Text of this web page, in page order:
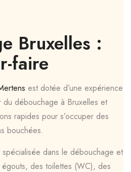
Bruxelles :
faire
est dotée d’une expérience
débouchage à Bruxelles et
rapides pour s’occuper des
bouchées.
spécialisée dans le débouchage et
des toilettes (WC), des